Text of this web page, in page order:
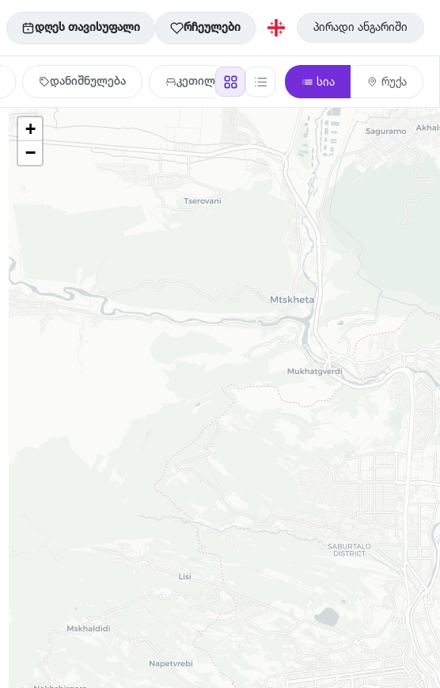
დღეს თავისუფალი რჩეულები პირადი ანგარიში
დანიშნულება კეთილმოწყობა სია რუქა
+
−